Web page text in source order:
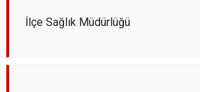
İlçe Sağlık Müdürlüğü